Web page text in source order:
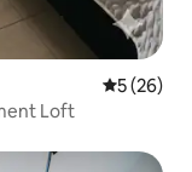
5 (26)
Loft